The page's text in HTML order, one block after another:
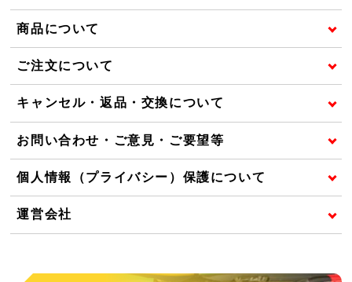
商品について
ご注文について
キャンセル・返品・交換について
お問い合わせ・ご意見・ご要望等
個人情報（プライバシー）保護について
運営会社